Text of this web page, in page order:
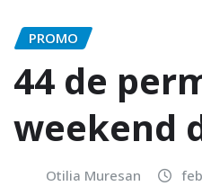
PROMO
44 de
weekend
Otilia Muresan